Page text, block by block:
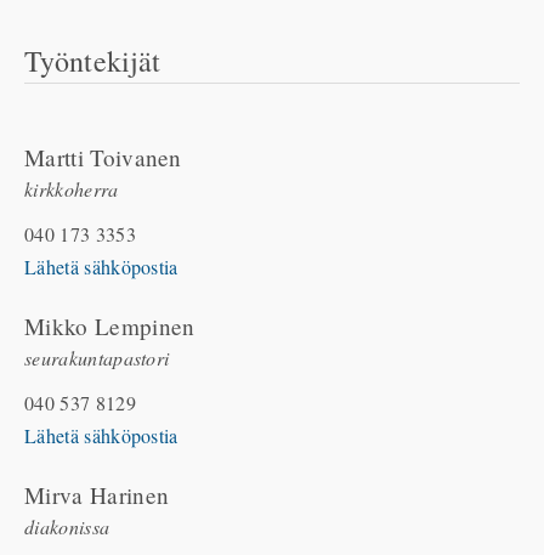
Työntekijät
Martti Toivanen
kirkkoherra
040 173 3353
Lähetä sähköpostia
Mikko Lempinen
seurakuntapastori
040 537 8129
Lähetä sähköpostia
Mirva Harinen
diakonissa